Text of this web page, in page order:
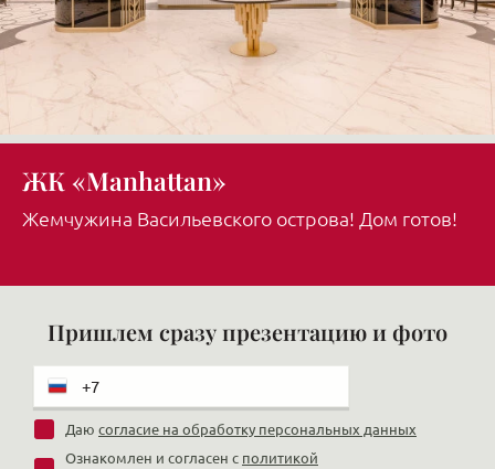
ЖК «Manhattan»
Жемчужина Васильевского острова! Дом готов!
Пришлем сразу презентацию и фото
Даю согласие на обработку персональных данных
Ознакомлен и согласен с политикой